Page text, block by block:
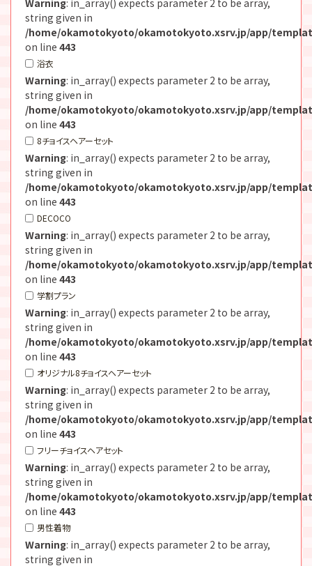
string given in
/home/okamotokyoto/okamotokyoto.xsrv.jp/app/
on line 443
浴衣
Warning: in_array() expects parameter 2 to be array,
string given in
/home/okamotokyoto/okamotokyoto.xsrv.jp/app/
on line 443
8チョイスヘアーセット
Warning: in_array() expects parameter 2 to be array,
string given in
/home/okamotokyoto/okamotokyoto.xsrv.jp/app/
on line 443
DECOCO
Warning: in_array() expects parameter 2 to be array,
string given in
/home/okamotokyoto/okamotokyoto.xsrv.jp/app/
on line 443
学割プラン
Warning: in_array() expects parameter 2 to be array,
string given in
/home/okamotokyoto/okamotokyoto.xsrv.jp/app/
on line 443
オリジナル8チョイスヘアーセット
Warning: in_array() expects parameter 2 to be array,
string given in
/home/okamotokyoto/okamotokyoto.xsrv.jp/app/
on line 443
フリーチョイスヘアセット
Warning: in_array() expects parameter 2 to be array,
string given in
/home/okamotokyoto/okamotokyoto.xsrv.jp/app/
on line 443
男性着物
Warning: in_array() expects parameter 2 to be array,
string given in